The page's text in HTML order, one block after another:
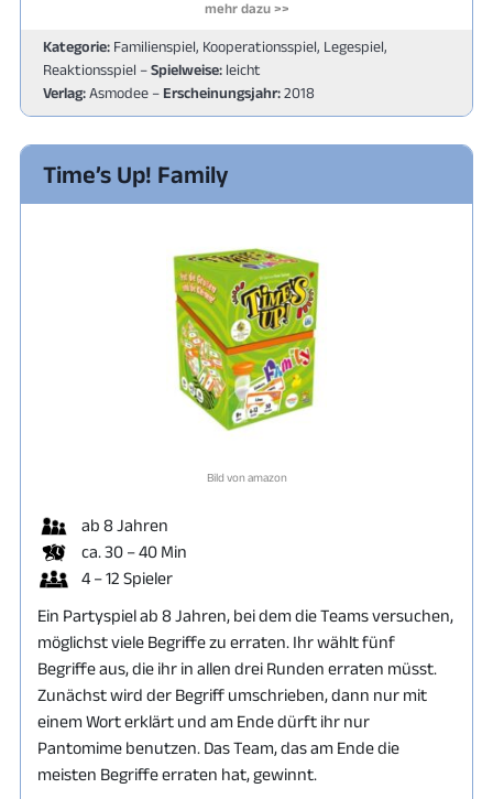
mehr dazu >>
Kategorie: Familienspiel, Kooperationsspiel, Legespiel,
Reaktionsspiel –Spielweise: leicht
Verlag:Asmodee – Erscheinungsjahr:2018
Time’s Up! Family
Bild von amazon
ab 8 Jahren
ca. 30 – 40 Min
4 – 12 Spieler
Ein Partyspiel ab 8 Jahren, bei dem die Teams versuchen,
möglichst viele Begriffe zu erraten. Ihr wählt fünf
Begriffe aus, die ihr in allen drei Runden erraten müsst.
Zunächst wird der Begriff umschrieben, dann nur mit
einem Wort erklärt und am Ende dürft ihr nur
Pantomime benutzen. Das Team, das am Ende die
meisten Begriffe erraten hat, gewinnt.